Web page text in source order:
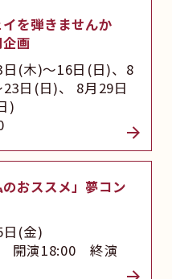
イを弾きませんか
画
日(木)～16日(日)、8
日(日)、 8月29日
)
おススメ」夢コン
日(金)
開演18:00 終演